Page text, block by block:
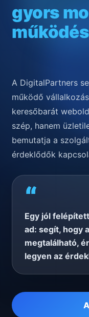
gyors
A DigitalPartners
működő
keresőbarát
szép, hanem
bemutatja a
érdeklődők
“
Egy jól
ad: segít, hogy
megtalálható,
legyen az